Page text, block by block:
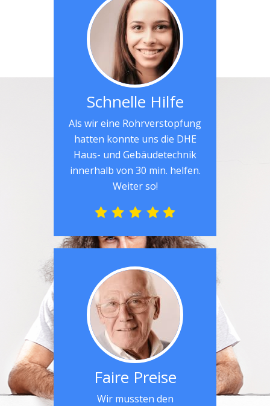
Schnelle Hilfe
Als wir eine Rohrverstopfung
hatten konnte uns die DHE
Haus- und Gebäudetechnik
innerhalb von 30 min. helfen.
Weiter so!
Faire Preise
Wir mussten den